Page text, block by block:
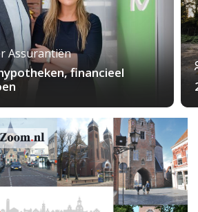
Assurantiën
financieel